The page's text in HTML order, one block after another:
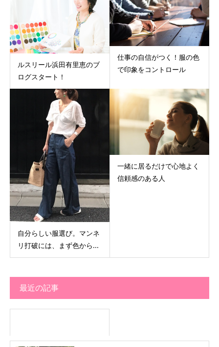
ルスリール浜田有里恵のブ
ログスタート！
仕事の自信がつく！服の色
で印象をコントロール
自分らしい服選び。マンネ
リ打破には、まず色から...
一緒に居るだけで心地よく
信頼感のある人
最近の記事